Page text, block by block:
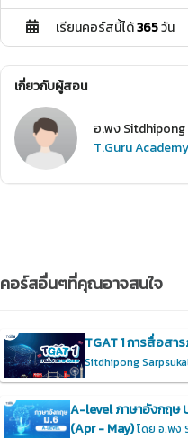
เรียนคอร์สนี้ได้365วัน
เกี่ยวกับผู้สอน
อ.พง
T.Guru Academy
คอร์สอื่นๆที่คุณอาจสนใจ
TGAT 1 การสื่อสา
Sitdhipong
A-level ภาษาอังกฤษ
(Apr - May)โดย อ.พง